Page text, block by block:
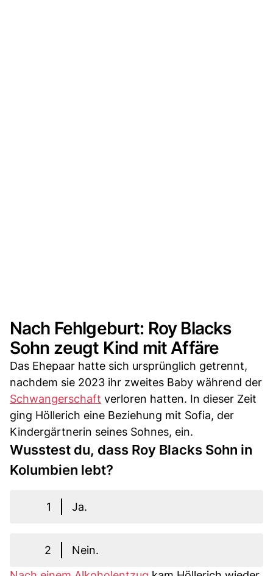
Nach Fehlgeburt: Roy Blacks
Sohn zeugt Kind mit Affäre
Das Ehepaar hatte sich ursprünglich getrennt,
nachdem sie 2023 ihr zweites Baby während der
Schwangerschaft verloren hatten. In dieser Zeit
ging Höllerich eine Beziehung mit Sofia, der
Kindergärtnerin seines Sohnes, ein.
Wusstest du, dass Roy Blacks Sohn in
Kolumbien lebt?
1 Ja.
2
Nein.